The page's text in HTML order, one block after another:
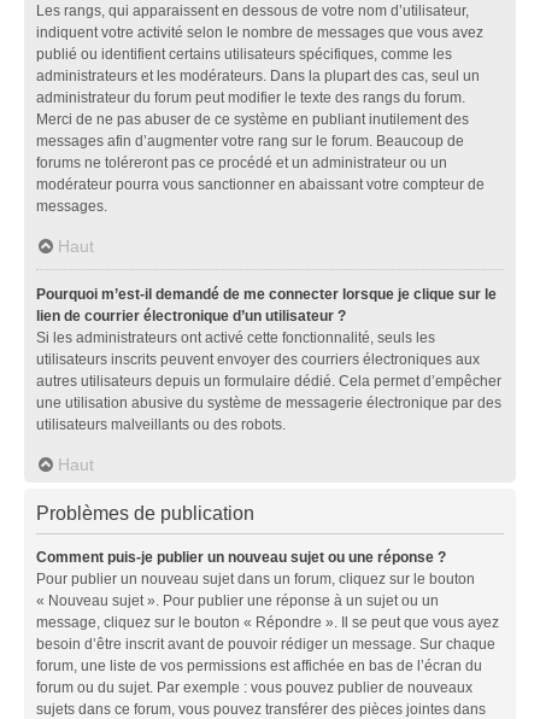
Les rangs, qui apparaissent en dessous de votre nom d’utilisateur,
indiquent votre activité selon le nombre de messages que vous avez
publié ou identifient certains utilisateurs spécifiques, comme les
administrateurs et les modérateurs. Dans la plupart des cas, seul un
administrateur du forum peut modifier le texte des rangs du forum.
Merci de ne pas abuser de ce système en publiant inutilement des
messages afin d’augmenter votre rang sur le forum. Beaucoup de
forums ne toléreront pas ce procédé et un administrateur ou un
modérateur pourra vous sanctionner en abaissant votre compteur de
messages.
Haut
Pourquoi m’est-il demandé de me connecter lorsque je clique sur le
lien de courrier électronique d’un utilisateur ?
Si les administrateurs ont activé cette fonctionnalité, seuls les
utilisateurs inscrits peuvent envoyer des courriers électroniques aux
autres utilisateurs depuis un formulaire dédié. Cela permet d’empêcher
une utilisation abusive du système de messagerie électronique par des
utilisateurs malveillants ou des robots.
Haut
Problèmes de publication
Comment puis-je publier un nouveau sujet ou une réponse ?
Pour publier un nouveau sujet dans un forum, cliquez sur le bouton
« Nouveau sujet ». Pour publier une réponse à un sujet ou un
message, cliquez sur le bouton « Répondre ». Il se peut que vous ayez
besoin d’être inscrit avant de pouvoir rédiger un message. Sur chaque
forum, une liste de vos permissions est affichée en bas de l’écran du
forum ou du sujet. Par exemple : vous pouvez publier de nouveaux
sujets dans ce forum, vous pouvez transférer des pièces jointes dans